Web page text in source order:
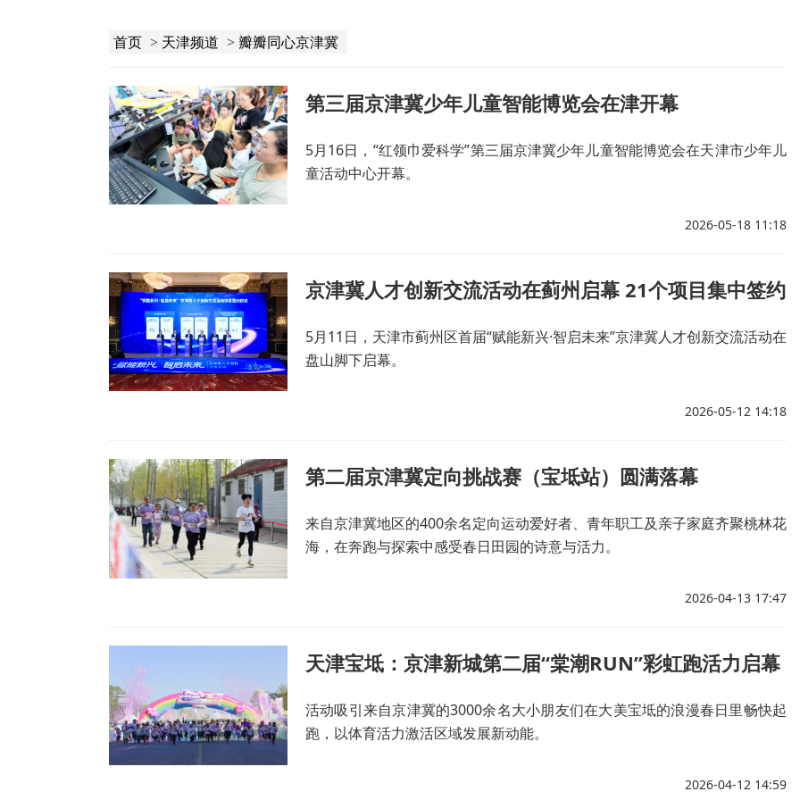
首页 > 天津频道 > 瓣瓣同心京津冀
第三届京津冀少年儿童智能博览会在津开幕
5月16日，“红领巾爱科学”第三届京津冀少年儿童智能博览会在天津市少年儿
童活动中心开幕。
2026-05-18 11:18
京津冀人才创新交流活动在蓟州启幕 21个项目集中签约
5月11日，天津市蓟州区首届“赋能新兴·智启未来”京津冀人才创新交流活动在
盘山脚下启幕。
2026-05-12 14:18
第二届京津冀定向挑战赛（宝坻站）圆满落幕
来自京津冀地区的400余名定向运动爱好者、青年职工及亲子家庭齐聚桃林花
海，在奔跑与探索中感受春日田园的诗意与活力。
2026-04-13 17:47
天津宝坻：京津新城第二届“棠潮RUN”彩虹跑活力启幕
活动吸引来自京津冀的3000余名大小朋友们在大美宝坻的浪漫春日里畅快起
跑，以体育活力激活区域发展新动能。
2026-04-12 14:59